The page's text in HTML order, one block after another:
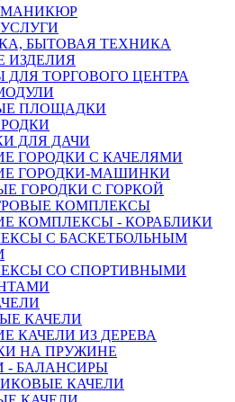
МАНИКЮР
БЫТОВАЯ ТЕХНИКА
ИЗДЕЛИЯ
ТОРГОВОГО ЦЕНТРА
ПЛОЩАДКИ
ДЛЯ ДАЧИ
ГОРОДКИ С КАЧЕЛЯМИ
ГОРОДКИ-МАШИНКИ
ГОРОДКИ С ГОРКОЙ
КОМПЛЕКСЫ
КОМПЛЕКСЫ - КОРАБЛИКИ
С БАСКЕТБОЛЬНЫМ
СО СПОРТИВНЫМИ
КАЧЕЛИ
КАЧЕЛИ ИЗ ДЕРЕВА
НА ПРУЖИНЕ
- БАЛАНСИРЫ
КАЧЕЛИ